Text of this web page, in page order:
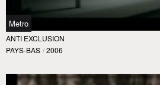
Metro
ANTI EXCLUSION
PAYS-BAS / 2006